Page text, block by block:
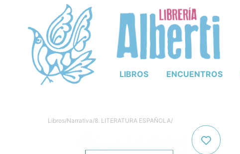
LIBROS ENCUENTROS
Libros/Narrativa/8. LITERATURA ESPAÑOLA/